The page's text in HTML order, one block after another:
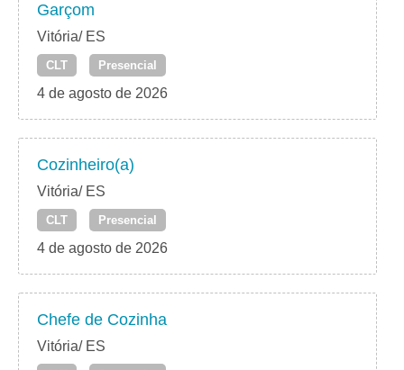
Garçom
Vitória/ ES
CLT Presencial
4 de agosto de 2026
Cozinheiro(a)
Vitória/ ES
CLT Presencial
4 de agosto de 2026
Chefe de Cozinha
Vitória/ ES